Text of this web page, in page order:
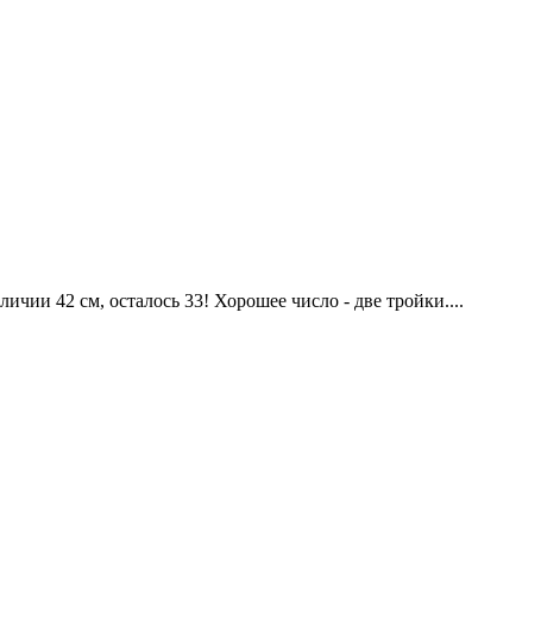
42 см, осталось 33! Хорошее число - две тройки....